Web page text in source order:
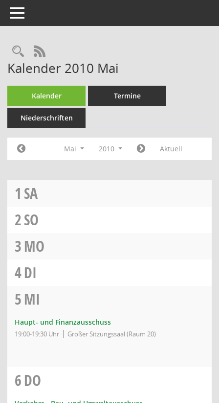
Toggle navigation
Rechercheauswahl
RSS-Feed
Kalender 2010 Mai
Kalender Termine
Niederschriften
Mai 2010 Aktuell
1 SA
2SO
3MO
4DI
5MI
Haupt- und Finanzausschuss
19:00-19:30 Uhr Großer Sitzungssaal (Raum 20)
6DO